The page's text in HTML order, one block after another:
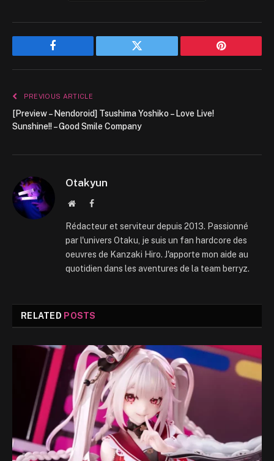
Facebook Twitter Pinterest
PREVIOUS ARTICLE
[Preview – Nendoroid] Tsushima Yoshiko – Love Live!
Sunshine!! – Good Smile Company
Otakyun
WebsiteFacebook
Rédacteur et serviteur depuis 2013. Passionné
par l'univers Otaku, je suis un fan hardcore des
oeuvres de Kanzaki Hiro. J'apporte mon aide au
quotidien dans les aventures de la team berryz.
RELATED POSTS